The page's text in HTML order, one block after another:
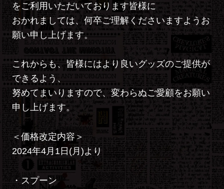
をご利用いただいております皆様に
おかれましては、何卒ご理解くださいますようお
願い申し上げます。
これからも、皆様にはより良いグッズのご提供が
できるよう、
努めてまいりますので、変わらぬご愛顧をお願い
申し上げます。
＜価格改定内容＞
2024年4月1日(月)より
・スプーン